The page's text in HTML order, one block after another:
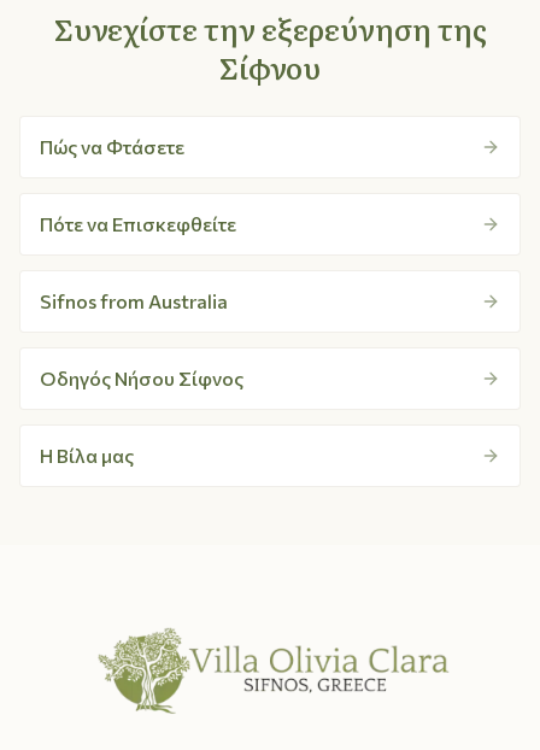
Συνεχίστε την εξερεύνηση της
Σίφνου
Πώς να Φτάσετε
Πότε να Επισκεφθείτε
Sifnos from Australia
Οδηγός Νήσου Σίφνος
Η Βίλα μας